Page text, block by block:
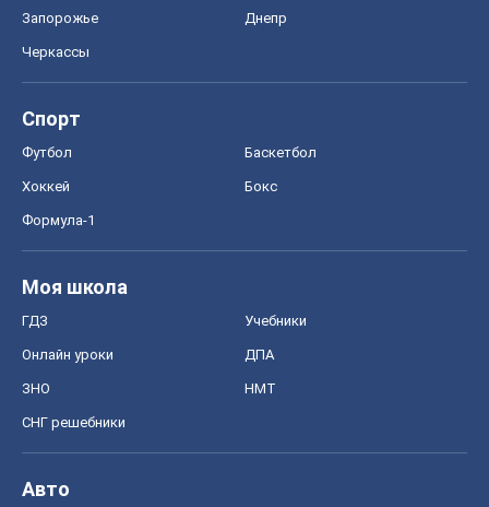
Запорожье Днепр
Черкассы
Спорт
Футбол Баскетбол
Хоккей Бокс
Формула-1
Моя школа
ГДЗ Учебники
Онлайн уроки ДПА
ЗНО НМТ
СНГ решебники
Авто